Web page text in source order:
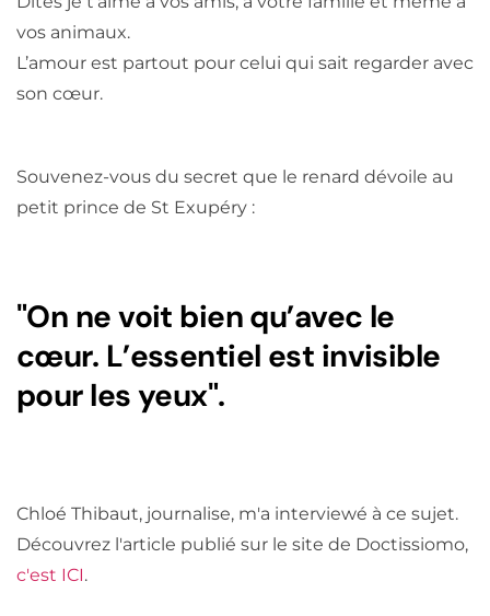
vos animaux.
L’amour est partout pour celui qui sait regarder avec
son cœur.
Souvenez-vous du secret que le renard dévoile au
petit prince de St Exupéry :
"On ne voit bien qu’avec le
cœur. L’essentiel est invisible
pour les yeux".
Chloé Thibaut, journalise, m'a interviewé à ce sujet.
Découvrez l'article publié sur le site de Doctissiomo,
c'est ICI.